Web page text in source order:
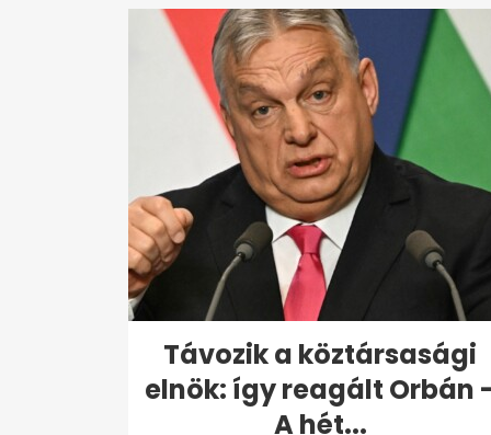
Távozik a köztársasági
elnök: így reagált Orbán
A hét...